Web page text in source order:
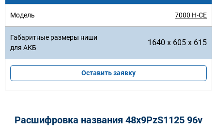
7000 H-CE
1640 x 605 x 615
Оставить заявку
Расшифровка названия 48х9PzS1125 96v